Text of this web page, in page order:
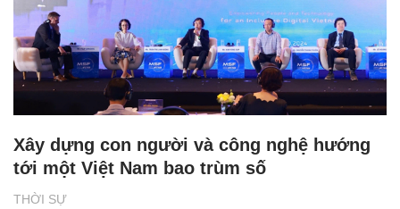
THỜI SỰ
Xây dựng con người và công nghệ hướng
tới một Việt Nam bao trùm số